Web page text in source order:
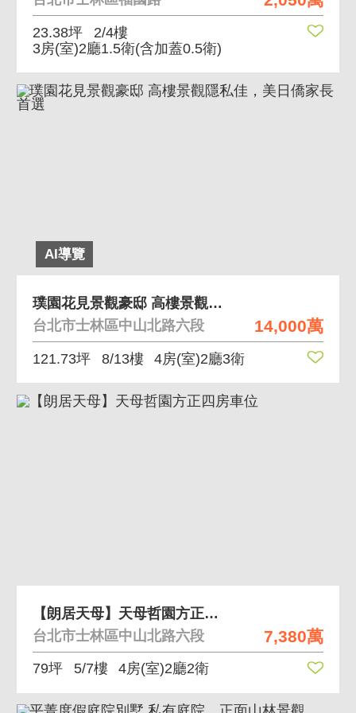
23.38坪
2/4樓
3房(室)2廳1.5衛(含加蓋0.5衛)
AI導覽
14,000萬
璞園花見景觀豪邸 高樓景觀隱私佳，美日僑家長首選
台北市士林區中山北路六段
121.73坪 8/13樓 4房(室)2廳3衛
7,380萬
【朗居天母】天母哲園方正四房車位
台北市士林區中山北路六段
79坪 5/7樓 4房(室)2廳2衛